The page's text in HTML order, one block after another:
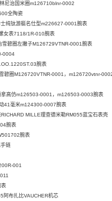
尼治国米圈m126710blnr-0002
全陶瓷
纯钛游艇名仕型m226627-0001腕表
女表7118/1R-010腕表
雪碧圈左撇子M126729VTNR-0001腕表
0004
腕表
碧圈M126720VTNR-0001，m126720vtnr-
高仿m126503-0001，m126503-0003腕表
41毫米m124300-0007腕表
MILLE理查德米勒RM055蓝宝石表壳
腕表
腕表
链
001
表
阿布扎比VAUCHER机芯